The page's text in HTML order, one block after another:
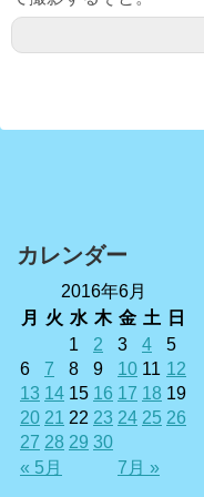
カレンダー
2016年6月
月
火 水 木 金 土 日
« 5月 7月 »
1 2 3 4
5
6
7 8 9 10 11 12
13 14 15 16 17 18 19
20 21 22 23 24 25 26
27 28 29 30